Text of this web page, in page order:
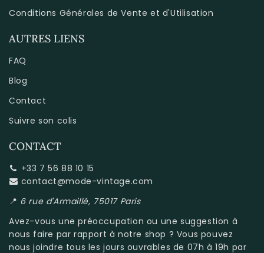
Conditions Générales de Vente et d'Utilisation
AUTRES LIENS
FAQ
Blog
Contact
Suivre son colis
CONTACT
+33 7 56 88 10 15
contact@mode-vintage.com
📍 6 rue d'Armaillé, 75017 Paris
Avez-vous une préoccupation ou une suggestion à
nous faire par rapport ànotre shop ? Vous pouvez
nous joindre tous les jours ouvrables de 07h à 19h par